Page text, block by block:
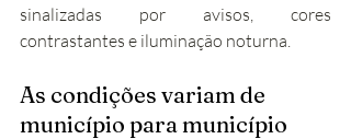
sinalizadas por avisos, cores
contrastantes e iluminação noturna.
As condições variam de
município para município